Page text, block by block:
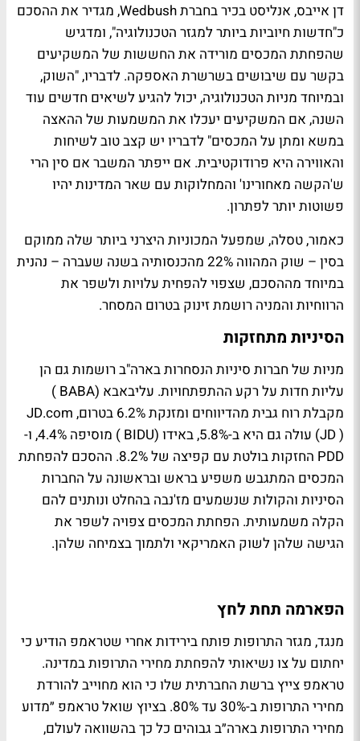
דן אייבס, אנליסט בכיר בחברת Wedbush, מגדיר את ההסכם
כ"חדשות חיוביות ביותר למגזר הטכנולוגיה", ומדגיש
שהפחתת המכסים מורידה את החששות של המשקיעים
בקשר עם שיבושים בשרשרת האספקה. לדבריו, "השוק,
ובמיוחד מניות הטכנולוגיה, יכול להגיע לשיאים חדשים עוד
השנה, אם המשקיעים יעכלו את המשמעות של ההאצה
במשא ומתן על המכסים" לדבריו יש קצב טוב לשיחות
והאווירה היא פרודוקטיבית. אם ייפתר המשבר אם סין הרי
ש'הקשה מאחורינו' והמחלוקות עם שאר המדינות יהיו
פשוטות יותר לפתרון.
כאמור, טסלה, שמפעל המכוניות היצרני ביותר שלה ממוקם
בסין – שוק המהווה 22% מהכנסותיה בשנה שעברה – נהנית
במיוחד מההסכם, שצפוי להפחית עלויות ולשפר את
הרווחיות והמניה רושמת זינוק בטרום המסחר.
הסיניות מתחזקות
מניות של חברות סיניות הנסחרות בארה"ב רושמות גם הן
עליות חדות על רקע ההתפתחויות. עליבאבא (BABA
)
מקבלת רוח גבית מהדיווחים ומזנקת 6.2% בטרום, JD.com
(JD) עולה גם היא ב-5.8%, באידו ( BIDU
) מוסיפה 4.4%, ו-
PDD החזקות בולטת עם קפיצה של 8.2%. ההסכם להפחתת
המכסים המתגבש משפיע בראש ובראשונה על החברות
הסיניות והקולות שנשמעים מז'נבה בהחלט ונותנים להם
הקלה משמעותית. הפחתת המכסים צפויה לשפר את
הגישה שלהן לשוק האמריקאי ולתמוך בצמיחה שלהן.
הפארמה תחת לחץ
מנגד, מגזר התרופות פותח בירידות אחרי שטראמפ הודיע כי
יחתום על צו נשיאותי להפחתת מחירי התרופות במדינה.
טראמפ צייץ ברשת החברתית שלו כי הוא מחוייב להורדת
מחירי התרופות ב-30% עד 80%. בציוץ שואל טראמפ ״מדוע
מחירי התרופות בארה״ב גבוהים כל כך בהשוואה לעולם,